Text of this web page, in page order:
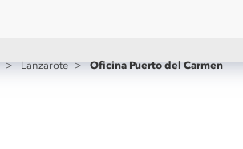
> Lanzarote > Oficina Puerto del Carmen